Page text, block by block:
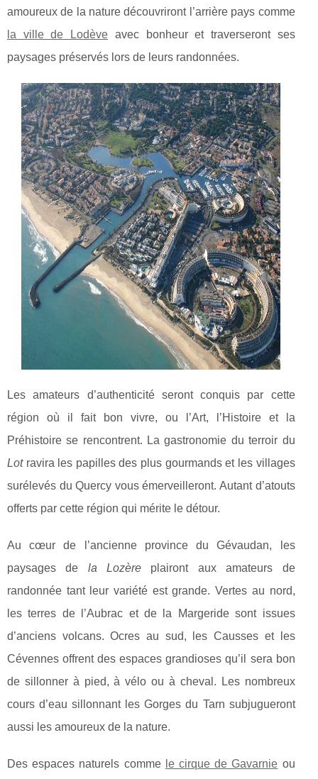
amoureux de la nature découvriront l’arrière pays comme
la ville de Lodève avec bonheur et traverseront ses
paysages préservés lors de leurs randonnées.
Les amateurs d’authenticité seront conquis par cette
région où il fait bon vivre, ou l’Art, l’Histoire et la
Préhistoire se rencontrent. La gastronomie du terroir du
Lotravira les papilles des plus gourmands et les villages
surélevés du Quercy vous émerveilleront. Autant d’atouts
offerts par cette région qui mérite le détour.
Au cœur de l’ancienne province du Gévaudan, les
paysages de la Lozère plairont aux amateurs de
randonnée tant leur variété est grande. Vertes au nord,
les terres de l’Aubrac et de la Margeride sont issues
d’anciens volcans. Ocres au sud, les Causses et les
Cévennes offrent des espaces grandioses qu’il sera bon
de sillonner à pied, à vélo ou à cheval. Les nombreux
cours d’eau sillonnant les Gorges du Tarn subjugueront
aussi les amoureux de la nature.
Des espaces naturels comme le cirque de Gavarnie ou